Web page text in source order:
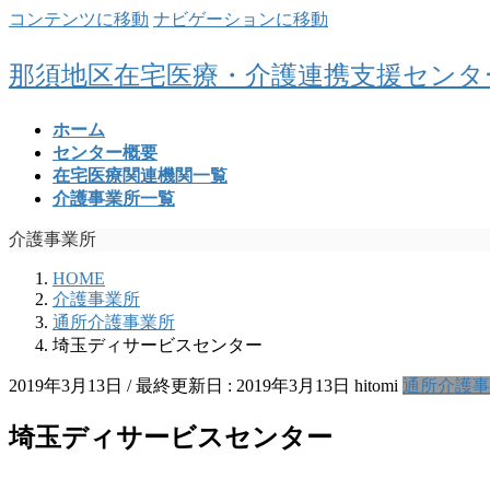
コンテンツに移動 ナビゲーションに移動
那須地区在宅医療・介護連携支援センタ
ホーム
センター概要
在宅医療関連機関一覧
介護事業所一覧
介護事業所
HOME
介護事業所
通所介護事業所
埼玉ディサービスセンター
2019年3月13日 / 最終更新日 : 2019年3月13日 hitomi 通所介護
埼玉ディサービスセンター